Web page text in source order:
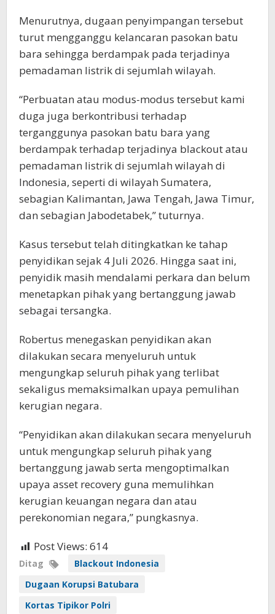
Menurutnya, dugaan penyimpangan tersebut
turut mengganggu kelancaran pasokan batu
bara sehingga berdampak pada terjadinya
pemadaman listrik di sejumlah wilayah.
“Perbuatan atau modus-modus tersebut kami
duga juga berkontribusi terhadap
terganggunya pasokan batu bara yang
berdampak terhadap terjadinya blackout atau
pemadaman listrik di sejumlah wilayah di
Indonesia, seperti di wilayah Sumatera,
sebagian Kalimantan, Jawa Tengah, Jawa Timur,
dan sebagian Jabodetabek,” tuturnya.
Kasus tersebut telah ditingkatkan ke tahap
penyidikan sejak 4 Juli 2026. Hingga saat ini,
penyidik masih mendalami perkara dan belum
menetapkan pihak yang bertanggung jawab
sebagai tersangka.
Robertus menegaskan penyidikan akan
dilakukan secara menyeluruh untuk
mengungkap seluruh pihak yang terlibat
sekaligus memaksimalkan upaya pemulihan
kerugian negara.
“Penyidikan akan dilakukan secara menyeluruh
untuk mengungkap seluruh pihak yang
bertanggung jawab serta mengoptimalkan
upaya asset recovery guna memulihkan
kerugian keuangan negara dan atau
perekonomian negara,” pungkasnya.
Post Views: 614
Ditag
Blackout Indonesia
Dugaan Korupsi Batubara
Kortas Tipikor Polri